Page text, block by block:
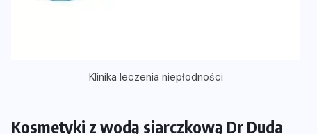
Klinika leczenia niepłodności
Kosmetyki z wodą siarczkową Dr Duda